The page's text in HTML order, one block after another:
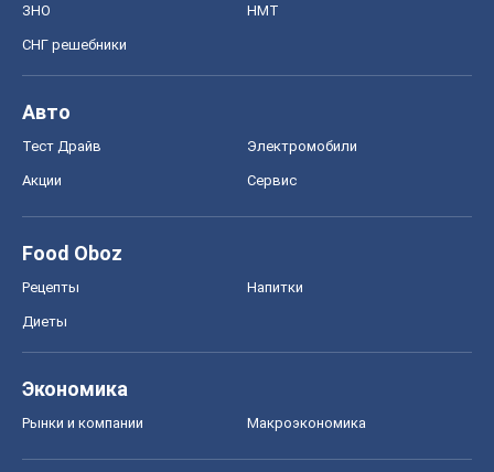
ЗНО НМТ
СНГ решебники
Авто
Тест Драйв Электромобили
Акции Сервис
Food Oboz
Рецепты Напитки
Диеты
Экономика
Рынки и компании Mакроэкономика